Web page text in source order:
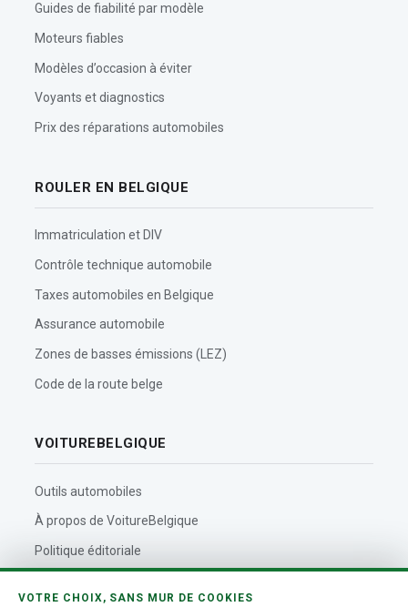
Guides de fiabilité par modèle
Moteurs fiables
Modèles d’occasion à éviter
Voyants et diagnostics
Prix des réparations automobiles
ROULER EN BELGIQUE
Immatriculation et DIV
Contrôle technique automobile
Taxes automobiles en Belgique
Assurance automobile
Zones de basses émissions (LEZ)
Code de la route belge
VOITUREBELGIQUE
Outils automobiles
À propos de VoitureBelgique
Politique éditoriale
VOTRE CHOIX, SANS MUR DE COOKIES